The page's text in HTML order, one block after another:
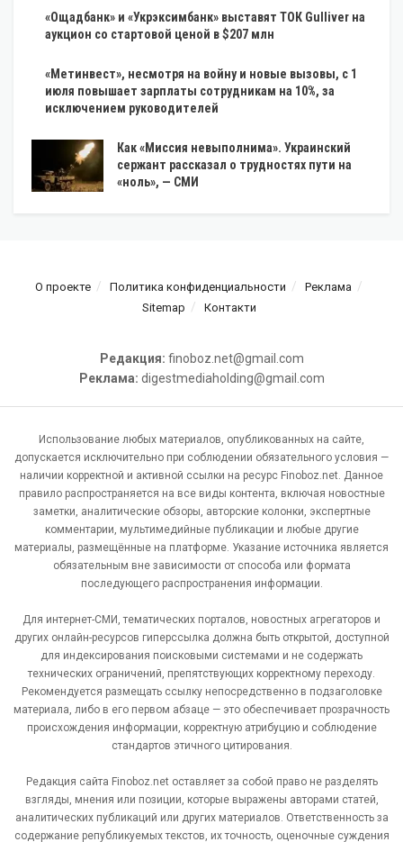
«Ощадбанк» и «Укрэксимбанк» выставят ТОК Gulliver на
аукцион со стартовой ценой в $207 млн
«Метинвест», несмотря на войну и новые вызовы, с 1
июля повышает зарплаты сотрудникам на 10%, за
исключением руководителей
Как «Миссия невыполнима». Украинский
сержант рассказал о трудностях пути на
«ноль», — СМИ
О проекте Политика конфиденциальности
Реклама
Sitemap
Контакти
Редакция: finoboz.net@gmail.com
Реклама: digestmediaholding@gmail.com
Использование любых материалов, опубликованных на сайте,
допускается исключительно при соблюдении обязательного условия —
наличии корректной и активной ссылки на ресурс Finoboz.net. Данное
правило распространяется на все виды контента, включая новостные
заметки, аналитические обзоры, авторские колонки, экспертные
комментарии, мультимедийные публикации и любые другие
материалы, размещённые на платформе. Указание источника является
обязательным вне зависимости от способа или формата
последующего распространения информации.
Для интернет-СМИ, тематических порталов, новостных агрегаторов и
других онлайн-ресурсов гиперссылка должна быть открытой, доступной
для индексирования поисковыми системами и не содержать
технических ограничений, препятствующих корректному переходу.
Рекомендуется размещать ссылку непосредственно в подзаголовке
материала, либо в его первом абзаце — это обеспечивает прозрачность
происхождения информации, корректную атрибуцию и соблюдение
стандартов этичного цитирования.
Редакция сайта Finoboz.net оставляет за собой право не разделять
взгляды, мнения или позиции, которые выражены авторами статей,
аналитических публикаций или других материалов. Ответственность за
содержание републикуемых текстов, их точность, оценочные суждения